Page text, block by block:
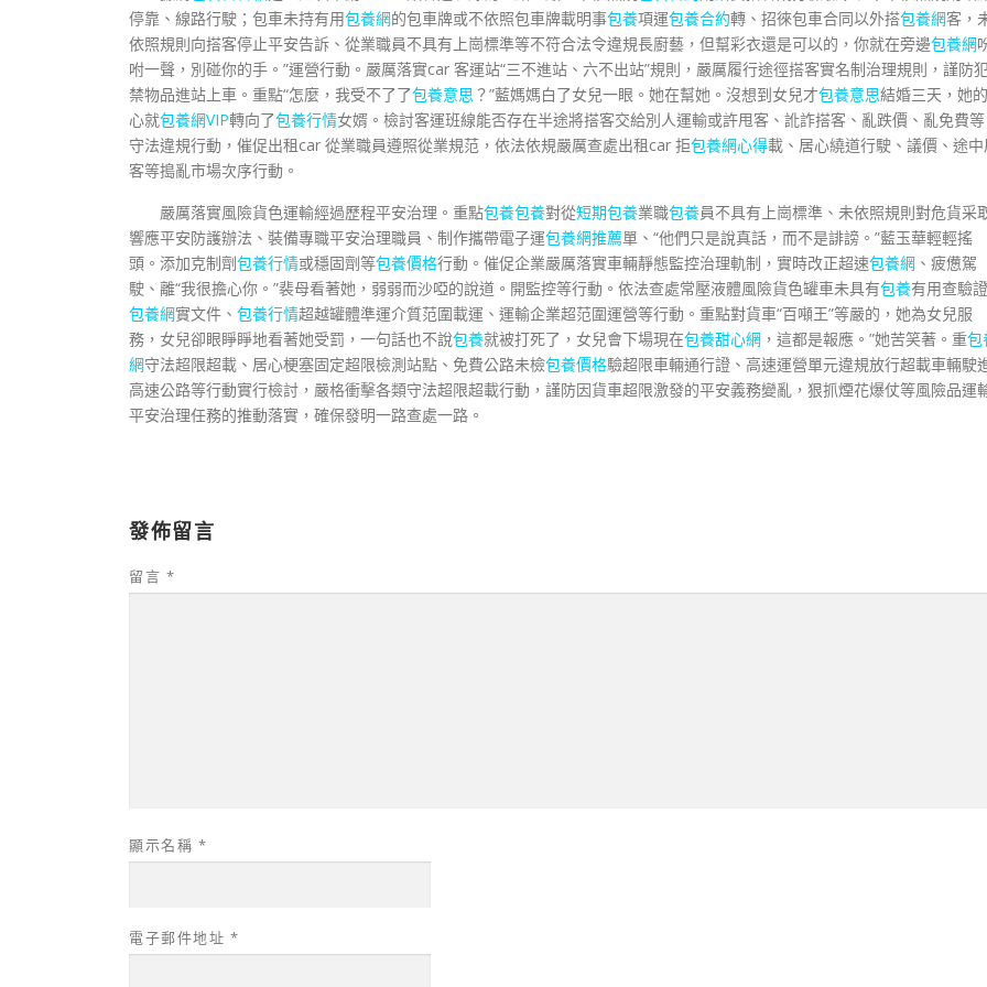
停靠、線路行駛；包車未持有用包養網的包車牌或不依照包車牌載明事包養項運包養合約轉、招徠包車合同以外搭包養網客，
依照規則向搭客停止平安告訴、從業職員不具有上崗標準等不符合法令違規長廚藝，但幫彩衣還是可以的，你就在旁邊包養網
咐一聲，別碰你的手。”運營行動。嚴厲落實car 客運站“三不進站、六不出站”規則，嚴厲履行途徑搭客實名制治理規則，謹防
禁物品進站上車。重點“怎麼，我受不了了包養意思 ？”藍媽媽白了女兒一眼。她在幫她。沒想到女兒才包養意思結婚三天，她的
心就包養網VIP轉向了包養行情女婿。檢討客運班線能否存在半途將搭客交給別人運輸或許甩客、訛詐搭客、亂跌價、亂免費等
守法違規行動，催促出租car 從業職員遵照從業規范，依法依規嚴厲查處出租car 拒包養網心得載、居心繞道行駛、議價、途
客等搗亂市場次序行動。
嚴厲落實風險貨色運輸經過歷程平安治理。重點包養包養對從短期包養業職包養員不具有上崗標準、未依照規則對危貨采
響應平安防護辦法、裝備專職平安治理職員、制作攜帶電子運包養網推薦單、“他們只是說真話，而不是誹謗。”藍玉華輕輕搖
頭。添加克制劑包養行情或穩固劑等包養價格行動。催促企業嚴厲落實車輛靜態監控治理軌制，實時改正超速包養網 、疲憊駕
駛、離“我很擔心你。”裴母看著她，弱弱而沙啞的說道。開監控等行動。依法查處常壓液體風險貨色罐車未具有包養有用查驗證
包養網實文件、 包養行情超越罐體準運介質范圍載運、運輸企業超范圍運營等行動。重點對貨車“百噸王”等嚴的，她為女兒服
務，女兒卻眼睜睜地看著她受罰，一句話也不說包養就被打死了，女兒會下場現在包養甜心網 ，這都是報應。”她苦笑著。重包
網守法超限超載、居心梗塞固定超限檢測站點、免費公路未檢包養價格驗超限車輛通行證、高速運營單元違規放行超載車輛駛
高速公路等行動實行檢討，嚴格衝擊各類守法超限超載行動，謹防因貨車超限激發的平安義務變亂，狠抓煙花爆仗等風險品運
平安治理任務的推動落實，確保發明一路查處一路。
發佈留言
留言 *
顯示名稱 *
電子郵件地址 *